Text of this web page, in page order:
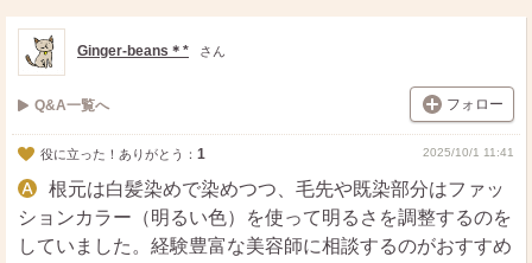
ス
ト
ェ
る
Ginger-beans＊* さん
Q&A一覧へ フォロー
役に立った！ありがとう： 1 2025/10/1 11:41
根元は白髪染めで染めつつ、毛先や既染部分はファッ
ションカラー（明るい色）を使って明るさを調整するのを
していました。経験豊富な美容師に相談するのがおすすめ